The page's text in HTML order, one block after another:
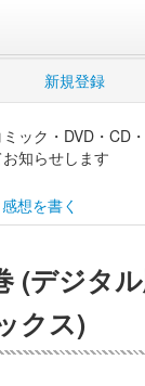
新規登録
ック・DVD・CD
知らせします
想を書く
(デジタ
クス)